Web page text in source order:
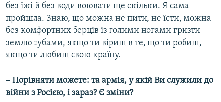
без їжі й без води воювати ще скільки. Я сама
пройшла. Знаю, що можна не пити, не їсти, можна
без комфортних берців із голими ногами гризти
землю зубами, якщо ти віриш в те, що ти робиш,
якщо ти любиш свою країну.
– Порівняти можете: та армія, у якій Ви служили до
війни з Росією, і зараз? Є зміни?